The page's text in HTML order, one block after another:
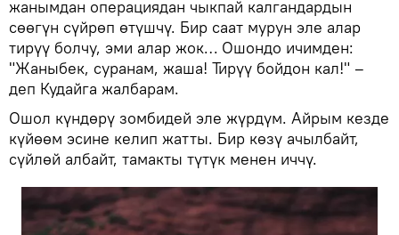
жанымдан операциядан чыкпай калгандардын
сөөгүн сүйрөп өтүшчү. Бир саат мурун эле алар
тирүү болчу, эми алар жок… Ошондо ичимден:
"Жаныбек, суранам, жаша! Тирүү бойдон кал!" –
деп Кудайга жалбарам.
Ошол күндөрү зомбидей эле жүрдүм. Айрым кезде
күйөөм эсине келип жатты. Бир көзү ачылбайт,
сүйлөй албайт, тамакты түтүк менен иччү.